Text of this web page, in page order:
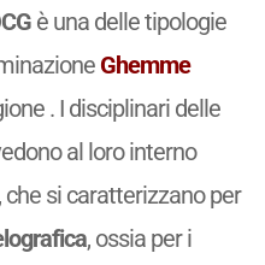
è una delle tipologie
Ghemme
. I disciplinari delle
al loro interno
che si caratterizzano per
, ossia per i